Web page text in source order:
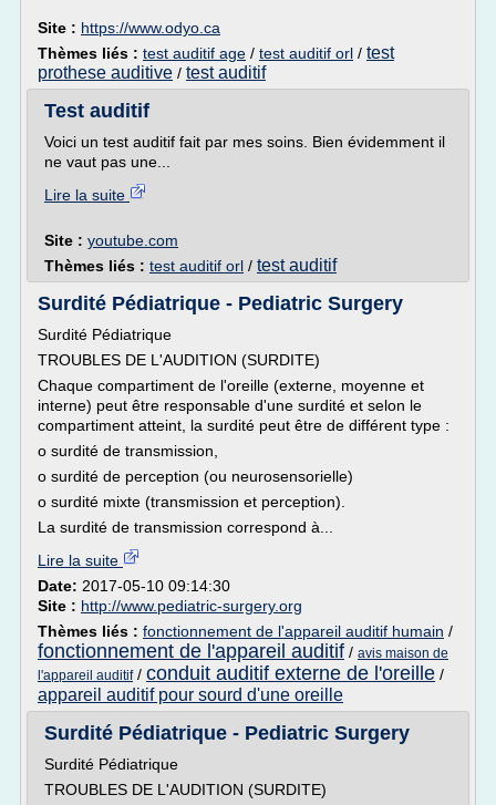
Site : https://www.odyo.ca
Thèmes liés : test auditif age / test auditif orl / test
prothese auditive / test auditif
Test auditif
Voici un test auditif fait par mes soins. Bien évidemment il
ne vaut pas une...
Lire la suite
Site : youtube.com
Thèmes liés : test auditif orl / test auditif
Surdité Pédiatrique - Pediatric Surgery
Surdité Pédiatrique
TROUBLES DE L'AUDITION (SURDITE)
Chaque compartiment de l'oreille (externe, moyenne et
interne) peut être responsable d'une surdité et selon le
compartiment atteint, la surdité peut être de différent type :
o surdité de transmission,
o surdité de perception (ou neurosensorielle)
o surdité mixte (transmission et perception).
La surdité de transmission correspond à...
Lire la suite
Date: 2017-05-10 09:14:30
Site : http://www.pediatric-surgery.org
Thèmes liés : fonctionnement de l'appareil auditif humain /
fonctionnement de l'appareil auditif / avis maison de
l'appareil auditif/ conduit auditif externe de l'oreille /
appareil auditif pour sourd d'une oreille
Surdité Pédiatrique - Pediatric Surgery
Surdité Pédiatrique
TROUBLES DE L'AUDITION (SURDITE)